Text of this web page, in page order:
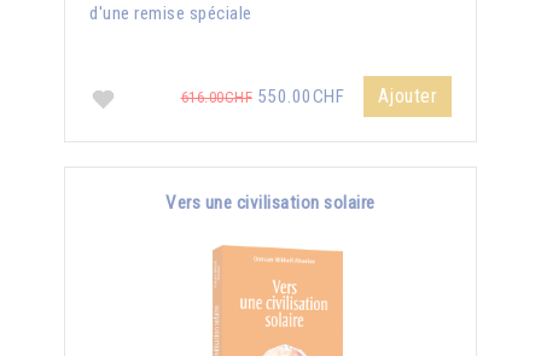
d'une remise spéciale
616.00CHF 550.00CHF Ajouter
Vers une civilisation solaire